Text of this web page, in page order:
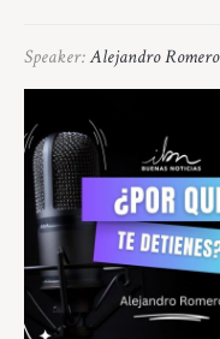
Speaker:Alejandro Romero